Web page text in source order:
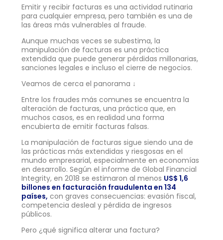
Emitir y recibir facturas es una actividad rutinaria
para cualquier empresa, pero también es una de
las áreas más vulnerables al fraude.
Aunque muchas veces se subestima, la
manipulación de facturas es una práctica
extendida que puede generar pérdidas millonarias,
sanciones legales e incluso el cierre de negocios.
Veamos de cerca el panorama ↓
Entre los fraudes más comunes se encuentra la
alteración de facturas, una práctica que, en
muchos casos, es en realidad una forma
encubierta de emitir facturas falsas.
La manipulación de facturas sigue siendo una de
las prácticas más extendidas y riesgosas en el
mundo empresarial, especialmente en economías
en desarrollo. Según el informe de Global Financial
Integrity, en 2018 se estimaron al menos US$ 1,6
billones en facturación fraudulenta en 134
países, con graves consecuencias: evasión fiscal,
competencia desleal y pérdida de ingresos
públicos.
Pero ¿qué significa alterar una factura?